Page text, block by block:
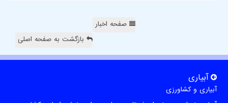
صفحه اخبار
بازگشت به صفحه اصلی
آبیاری
آبیاری و کشاورزی